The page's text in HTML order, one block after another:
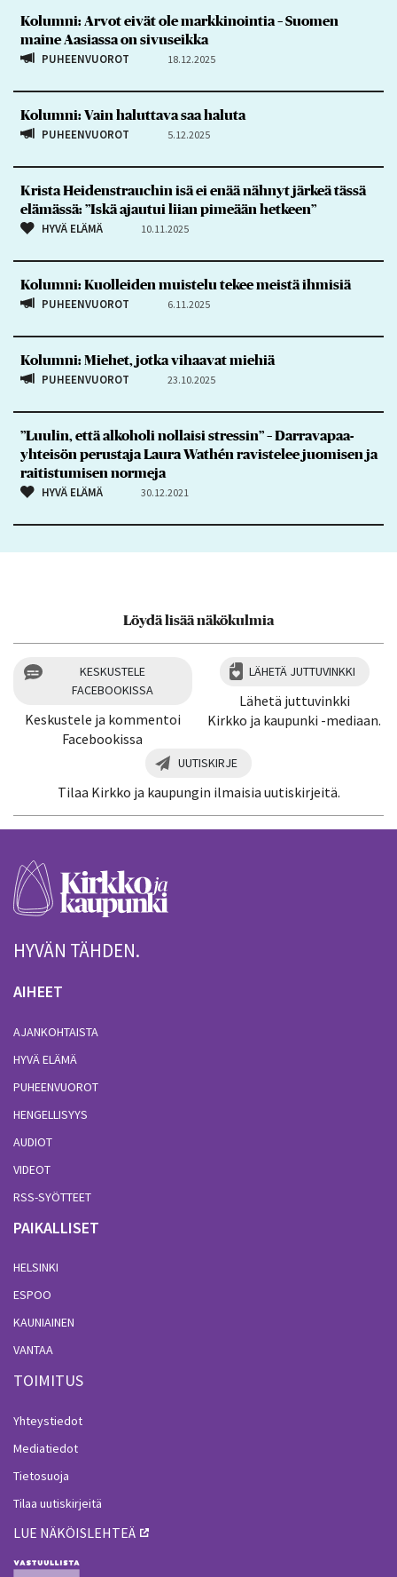
Kolumni: Arvot eivät ole markkinointia – Suomen
maine Aasiassa on sivuseikka
PUHEENVUOROT 18.12.2025
Kolumni: Vain haluttava saa haluta
PUHEENVUOROT 5.12.2025
Krista Heidenstrauchin isä ei enää nähnyt järkeä tässä
elämässä: ”Iskä ajautui liian pimeään hetkeen”
HYVÄ ELÄMÄ 10.11.2025
Kolumni: Kuolleiden muistelu tekee meistä ihmisiä
PUHEENVUOROT 6.11.2025
Kolumni: Miehet, jotka vihaavat miehiä
PUHEENVUOROT 23.10.2025
”Luulin, että alkoholi nollaisi stressin” – Darravapaa-
yhteisön perustaja Laura Wathén ravistelee juomisen ja
raitistumisen normeja
HYVÄ ELÄMÄ 30.12.2021
Löydä lisää näkökulmia
KESKUSTELE
FACEBOOKISSA
Keskustele ja kommentoi
Facebookissa
LÄHETÄ JUTTUVINKKI
Lähetä juttuvinkki
Kirkko ja kaupunki -mediaan.
UUTISKIRJE
Tilaa Kirkko ja kaupungin ilmaisia uutiskirjeitä.
HYVÄN TÄHDEN.
AIHEET
AJANKOHTAISTA
HYVÄ ELÄMÄ
PUHEENVUOROT
HENGELLISYYS
AUDIOT
VIDEOT
RSS-SYÖTTEET
PAIKALLISET
HELSINKI
ESPOO
KAUNIAINEN
VANTAA
TOIMITUS
Yhteystiedot
Mediatiedot
Tietosuoja
Tilaa uutiskirjeitä
LUE NÄKÖISLEHTEÄ